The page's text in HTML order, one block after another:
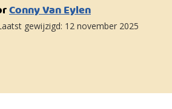
Conny Van Eylen
gewijzigd: 12 november 2025